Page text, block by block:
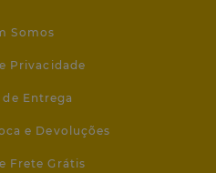
Somos
Privacidade
Entrega
e Devoluções
Frete Grátis